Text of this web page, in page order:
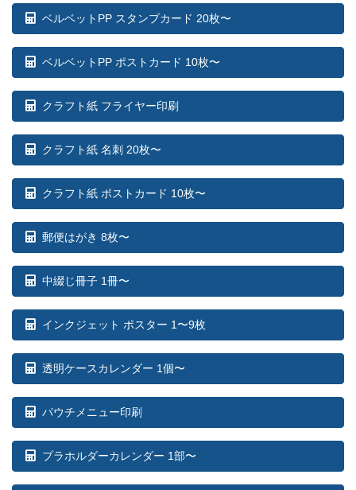
ベルベットPP スタンプカード 20枚〜
ベルベットPP ポストカード 10枚〜
クラフト紙 フライヤー印刷
クラフト紙 名刺 20枚〜
クラフト紙 ポストカード 10枚〜
郵便はがき 8枚〜
中綴じ冊子 1冊〜
インクジェット ポスター 1〜9枚
透明ケースカレンダー 1個〜
パウチメニュー印刷
プラホルダーカレンダー 1部〜